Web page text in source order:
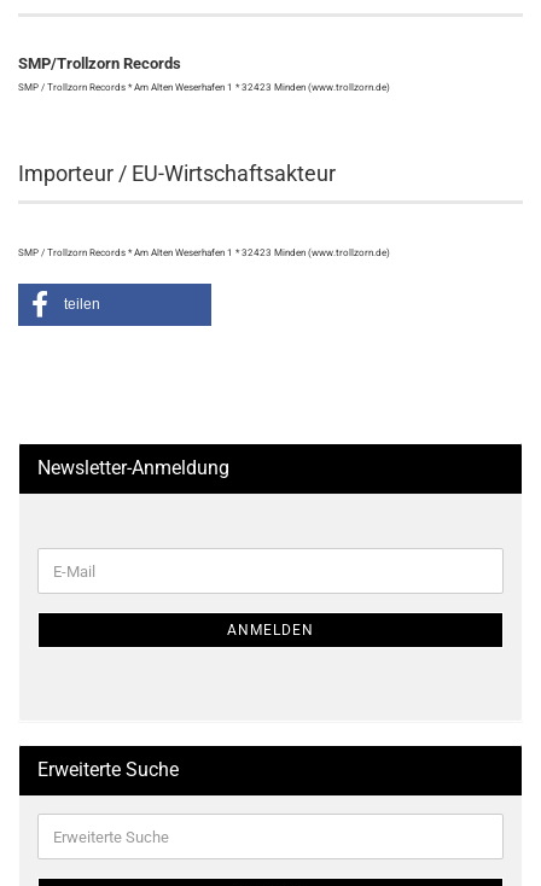
SMP/Trollzorn Records
SMP / Trollzorn Records * Am Alten Weserhafen 1 * 32423 Minden (www.trollzorn.de)
Importeur / EU-Wirtschaftsakteur
SMP / Trollzorn Records * Am Alten Weserhafen 1 * 32423 Minden (www.trollzorn.de)
teilen
Newsletter-Anmeldung
ZUR
E-
Mail
ANMELDEN
Erweiterte Suche
Suche